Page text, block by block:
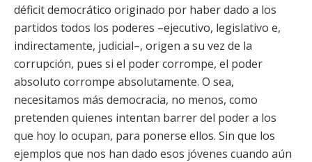
déficit democrático originado por haber dado a los
partidos todos los poderes –ejecutivo, legislativo e,
indirectamente, judicial–, origen a su vez de la
corrupción, pues si el poder corrompe, el poder
absoluto corrompe absolutamente. O sea,
necesitamos más democracia, no menos, como
pretenden quienes intentan barrer del poder a los
que hoy lo ocupan, para ponerse ellos. Sin que los
ejemplos que nos han dado esos jóvenes cuando aún